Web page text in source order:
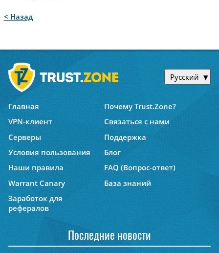
< Назад
Русский
Главная
Почему Trust.Zone?
VPN-клиент
Связаться с нами
Серверы
Поддержка
Условия пользования
Блог
Наши правила
FAQ (Вопрос-ответ)
Warrant Canary
База знаний
Заработок для
рефералов
Последние новости